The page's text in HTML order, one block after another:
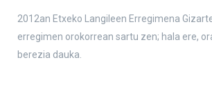
2012an Etxeko Langileen Erregimena
erregimen orokorrean sartu zen; hala ere,
berezia dauka.